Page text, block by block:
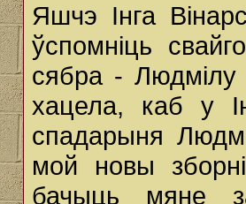
Яшчэ Інга
ўспомніць
сябра - Людмілу
хацела, каб у
спадарыня
мой новы
бачыць мяне